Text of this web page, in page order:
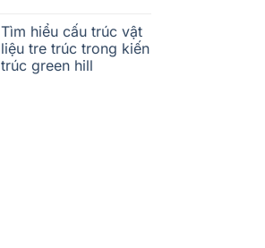
Tìm hiểu cấu trúc vật
liệu tre trúc trong kiến
trúc green hill